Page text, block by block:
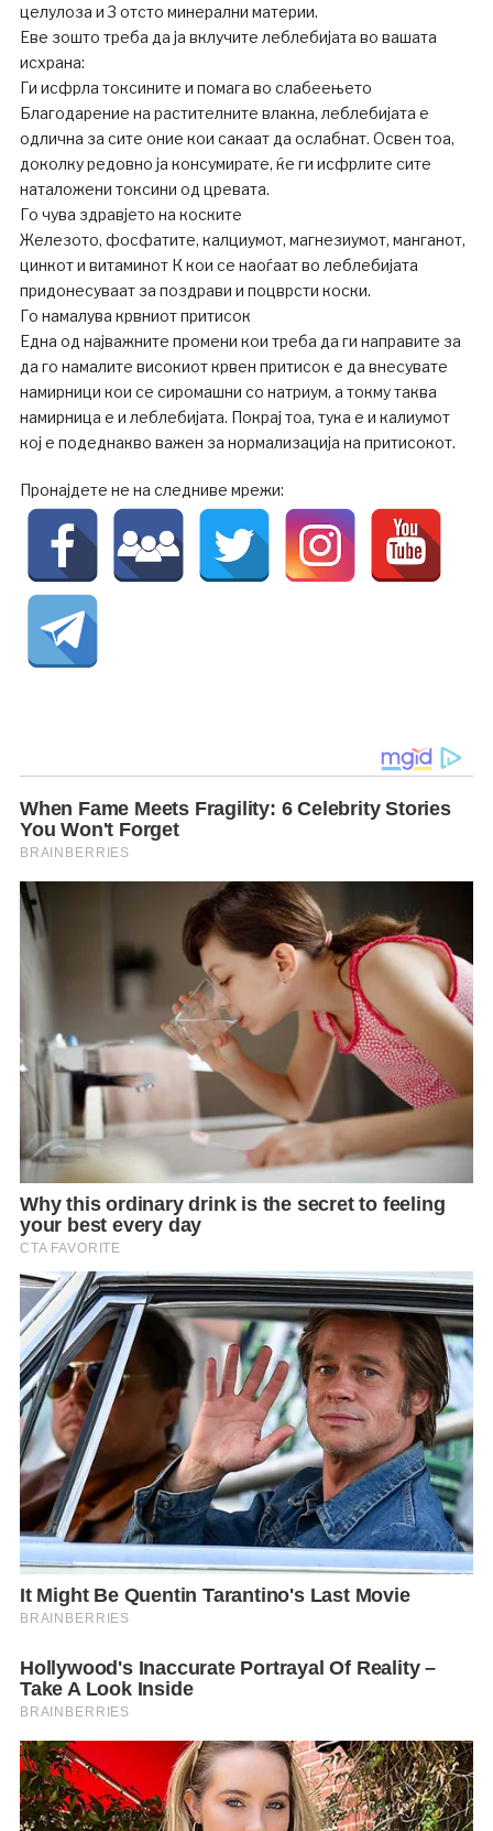
целулоза и 3 отсто минерални материи.
Еве зошто треба да ја вклучите леблебијата во вашата
исхрана:
Ги исфрла токсините и помага во слабеењето
Благодарение на растителните влакна, леблебијата е
одлична за сите оние кои сакаат да ослабнат. Освен тоа,
доколку редовно ја консумирате, ќе ги исфрлите сите
наталожени токсини од цревата.
Го чува здравјето на коските
Железото, фосфатите, калциумот, магнезиумот, манганот,
цинкот и витаминот К кои се наоѓаат во леблебијата
придонесуваат за поздрави и поцврсти коски.
Го намалува крвниот притисок
Една од најважните промени кои треба да ги направите за
да го намалите високиот крвен притисок е да внесувате
намирници кои се сиромашни со натриум, а токму таква
намирница е и леблебијата. Покрај тоа, тука е и калиумот
кој е подеднакво важен за нормализација на притисокот.
Пронајдете не на следниве мрежи: